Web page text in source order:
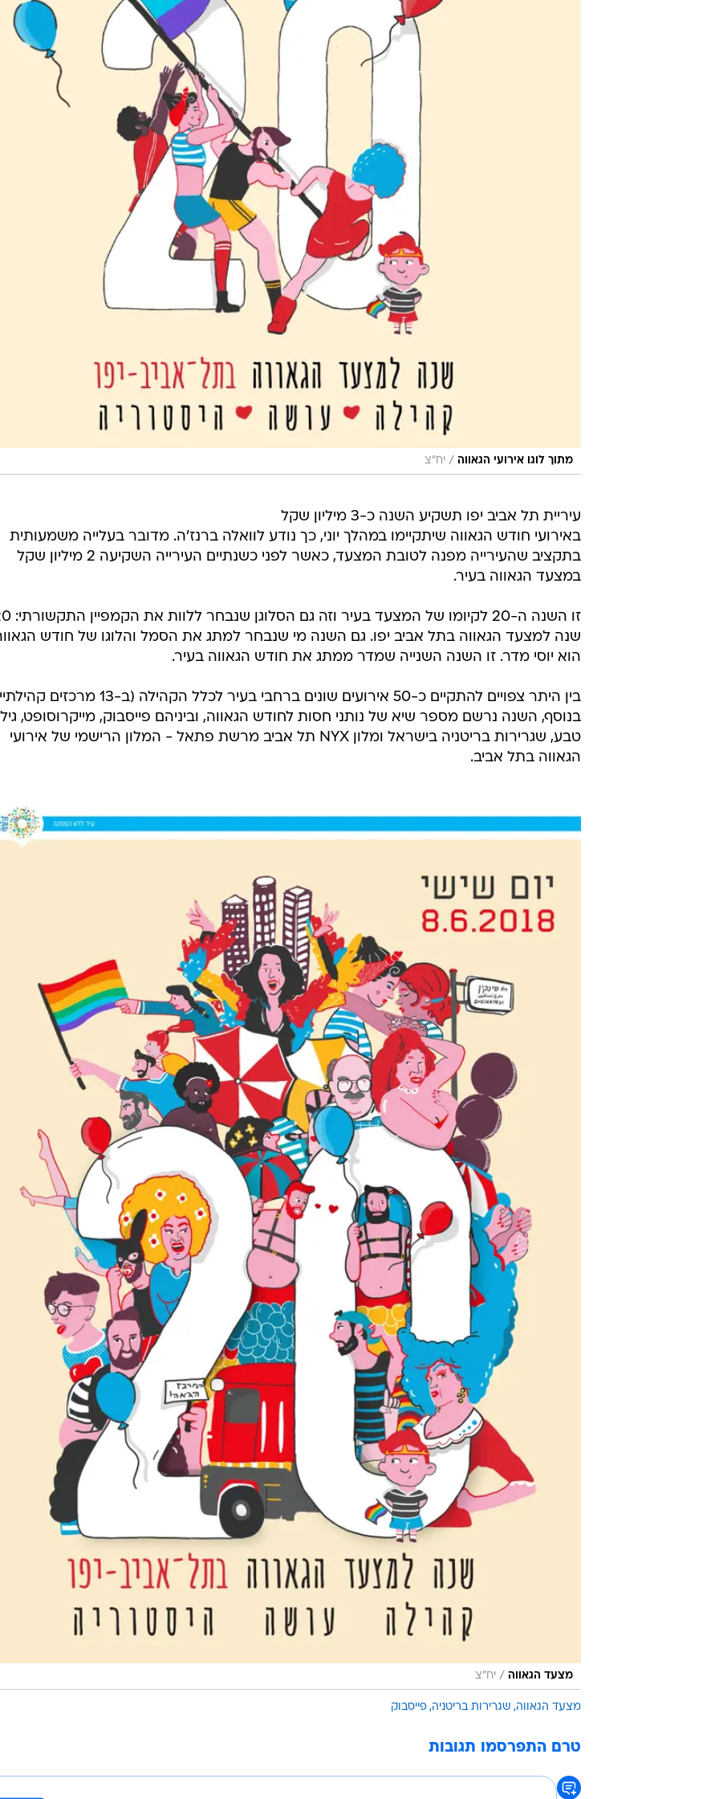
מתוך לוגו אירועי הגאווה / יח"צ
עיריית תל אביב יפו תשקיע השנה כ-3 מיליון שקל
באירועי חודש הגאווה שיתקיימו במהלך יוני, כך נודע לוואלה ברנז'ה. מדובר בעלייה משמעותית
בתקציב שהעירייה מפנה לטובת המצעד, כאשר לפני כשנתיים העירייה השקיעה 2 מיליון שקל
במצעד הגאווה בעיר.
זו השנה ה-20 לקיומו של המצעד בעיר וזה
שנה למצעד הגאווה בתל אביב יפו. גם השנה מי שנבחר למתג את הסמל והלוגו של חודש
הוא יוסי מדר. זו השנה השנייה שמדר ממתג את חודש הגאווה בעיר.
בין היתר צפויים להתקיים כ-50 אירועים שונים ברחבי בעיר לכלל הקהילה (ב-13
בנוסף, השנה נרשם מספר שיא של נותני חסות לחודש הגאווה, וביניהם פייסבוק, מייקרוסופט,
טבע, שגרירות בריטניה בישראל ומלון NYX תל אביב מרשת פתאל - המלון הרישמי של אירועי
הגאווה בתל אביב.
מצעד הגאווה / יח"צ
מצעד הגאווה שגרירות בריטניה פייסבוק
טרם התפרסמו תגובות